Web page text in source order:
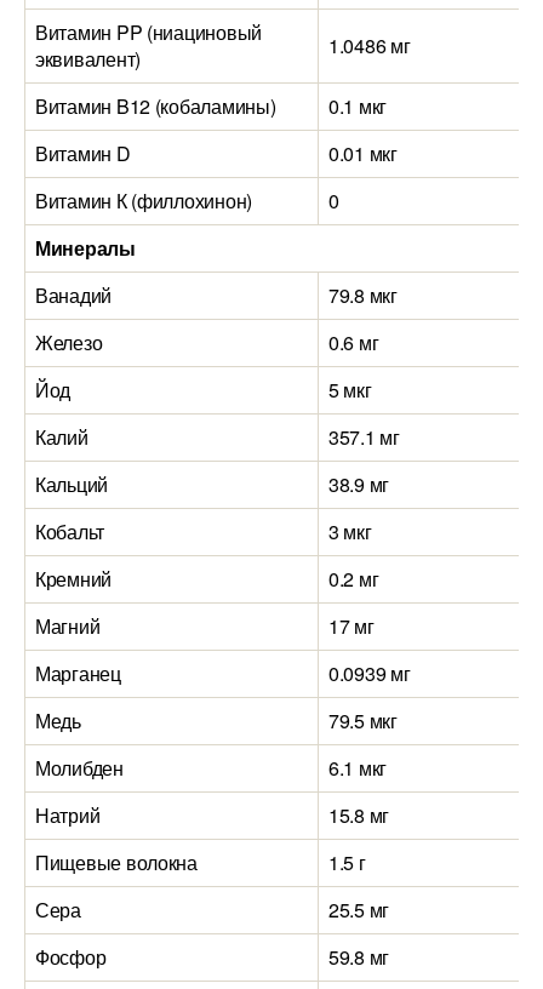
Витамин PP (ниациновый
эквивалент)
1.0486 мг
Витамин B12 (кобаламины)
0.1 мкг
Витамин D
0.01 мкг
Витамин К (филлохинон)
0
Минералы
Ванадий
79.8 мкг
Железо
0.6 мг
Йод
5 мкг
Калий
357.1 мг
Кальций
38.9 мг
Кобальт
3 мкг
Кремний
0.2 мг
Магний
17 мг
Марганец
0.0939 мг
Медь
79.5 мкг
Молибден
6.1 мкг
Натрий
15.8 мг
Пищевые волокна
1.5 г
Сера
25.5 мг
Фосфор
59.8 мг